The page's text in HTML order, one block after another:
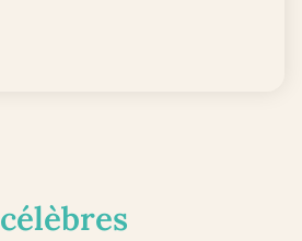
célèbres